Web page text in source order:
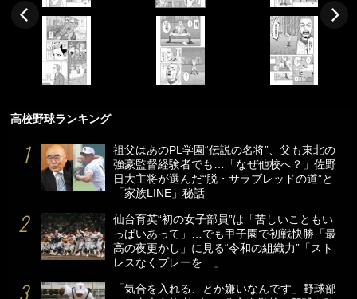
高校野球ランキング
祖父はあのPL学園“伝説の名将”、父も東北の
強豪監督経験者でも…「なぜ他校へ？」佐野
日大主将が選んだ“脱・サラブレッドの道”と
「家族LINE」秘話
仙台育英“初の女子部員”は「苦しいこともい
っぱいあって」…でも甲子園で初戦快勝「最
高の夜更かし」に見る“令和の組織力”「スト
レスなくプレーを…」
「気合を入れる、とか嫌いなんです」野球部